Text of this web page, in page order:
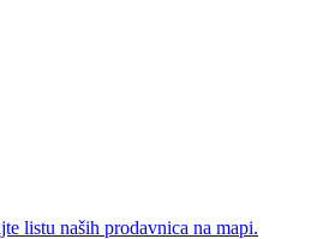
listu naših prodavnica na mapi.